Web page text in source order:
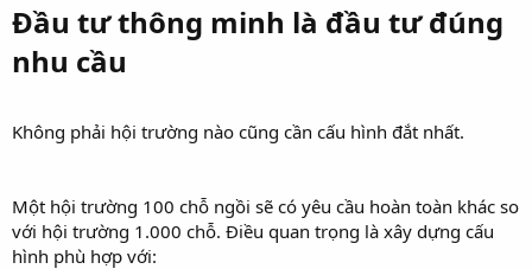
Đầu tư thông minh là đầu tư đúng
nhu cầu​
Không phải hội trường nào cũng cần cấu hình đắt nhất.
Một hội trường 100 chỗ ngồi sẽ có yêu cầu hoàn toàn khác so
với hội trường 1.000 chỗ. Điều quan trọng là xây dựng cấu
hình phù hợp với: